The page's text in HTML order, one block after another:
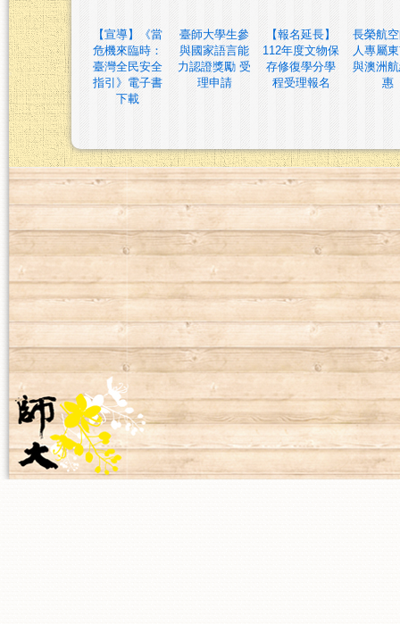
【宣導】《當
危機來臨時：
臺灣全民安全
指引》電子書
下載
臺師大學生參
與國家語言能
力認證獎勵 受
理申請
【報名延長】
112年度文物保
存修復學分學
程受理報名
長榮航
人專屬
與澳洲
惠